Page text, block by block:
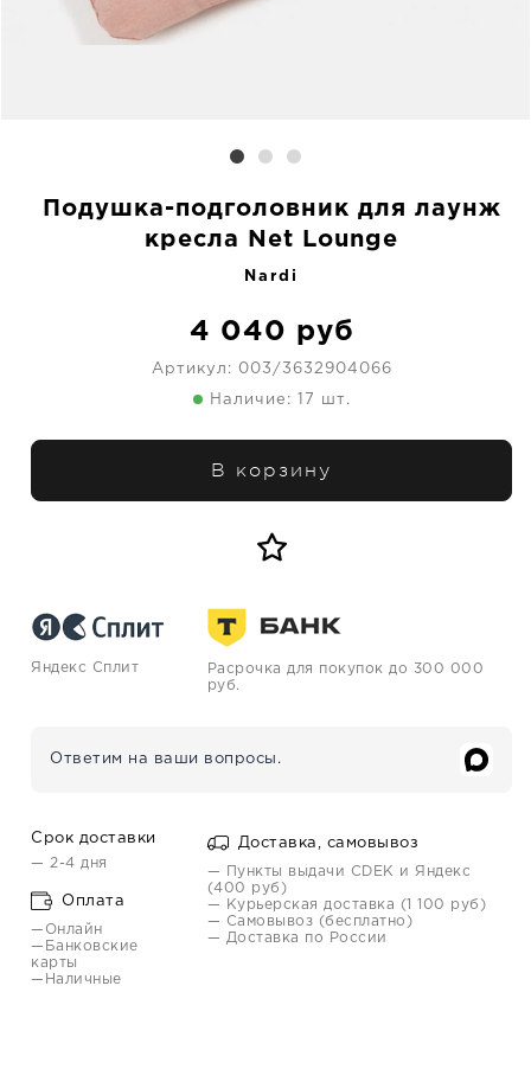
Подушка-подголовник для лаунж
кресла Net Lounge
Nardi
4 040 руб
Артикул: 003/3632904066
Наличие: 17 шт.
В корзину
Яндекс Сплит
Расрочка для покупок до 300 000
руб.
Ответим на ваши вопросы.
Срок доставки
— 2-4 дня
Оплата
—Онлайн
—Банковские
карты
—Наличные
Доставка, самовывоз
— Пункты выдачи CDEK и Яндекс
(400 руб)
— Курьерская доставка (1 100 руб)
— Самовывоз (бесплатно)
— Доставка по России